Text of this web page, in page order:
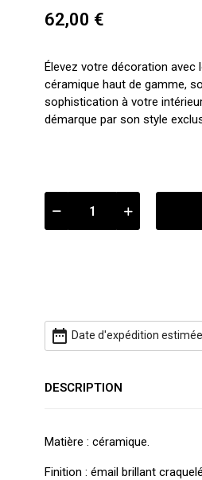
62,00 €
Élevez votre décoration avec
céramique haut de gamme,
sophistication à votre
démarque par son style
date_range Date d'expédition
DESCRIPTION
Matière : céramique.
Finition : émail brillant